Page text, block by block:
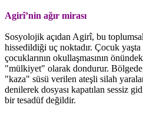
Agirî’nin ağır mirası
Sosyolojik açıdan Agirî, bu
hissedildiği uç noktadır. Çocuk
çocuklarının okullaşmasının
"mülkiyet" olarak dondurur.
"kaza" süsü verilen ateşli silah
denilerek dosyası kapatılan sessiz
bir tesadüf değildir.